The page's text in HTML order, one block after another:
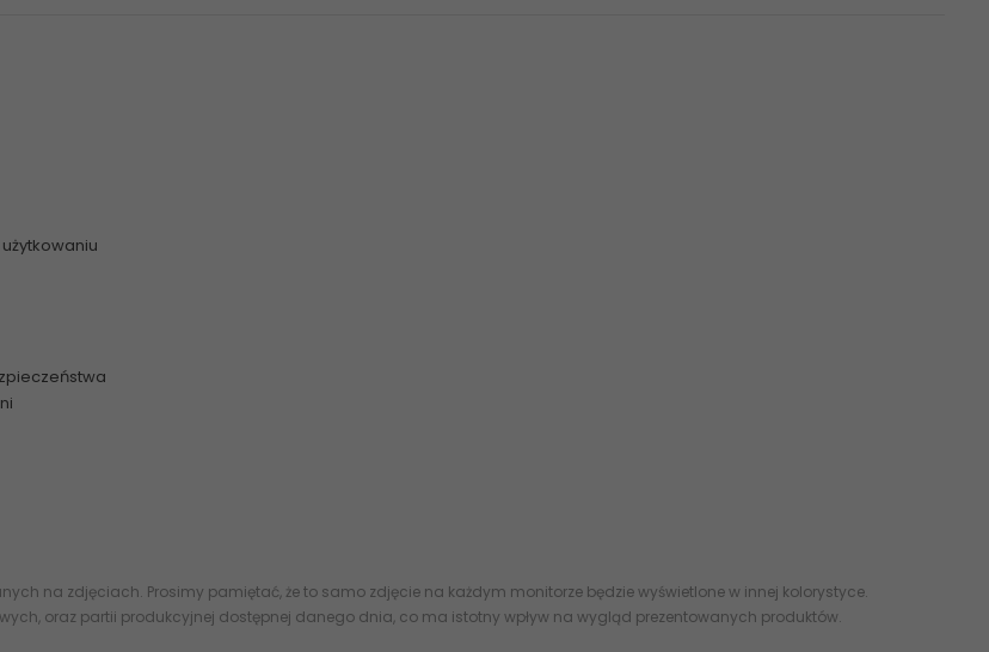
na zdjęciach. Prosimy pamiętać, że to samo zdjęcie na każdym monitorze będzie wyświetlone w innej kolorystyce.
oraz partii produkcyjnej dostępnej danego dnia, co ma istotny wpływ na wygląd prezentowanych produktów.